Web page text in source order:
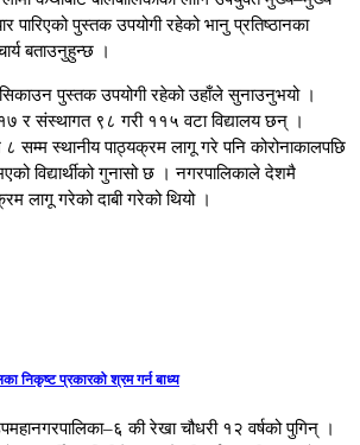
पारिएको पुस्तक उपयोगी रहेको भानु प्रतिष्ठानका
बताउनुहुन्छ ।
सिकाउन पुस्तक उपयोगी रहेको उहाँले सुनाउनुभयो ।
१७ र संस्थागत ९८ गरी ११५ वटा विद्यालय छन् ।
सम्म स्थानीय पाठ्यक्रम लागू गरे पनि कोरोनाकालपछि
विद्यार्थीको गुनासो छ । नगरपालिकाले देशमै
लागू गरेको दाबी गरेको थियो ।
निकृष्ट प्रकारको श्रम गर्न बाध्य
की रेखा चौधरी १२ वर्षको पुगिन् ।